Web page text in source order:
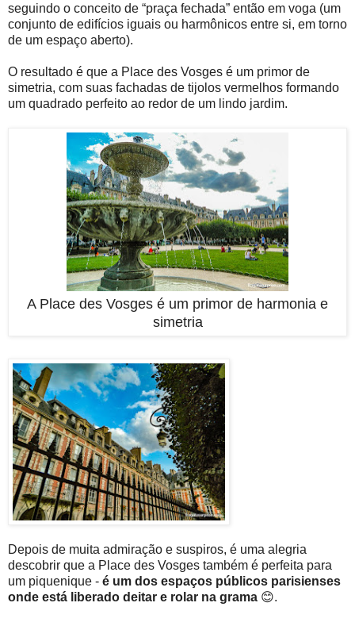
seguindo o conceito de “praça fechada” então em voga (um
conjunto de edifícios iguais ou harmônicos entre si, em torno
de um espaço aberto).
O resultado é que a Place des Vosges é um primor de
simetria, com suas fachadas de tijolos vermelhos formando
um quadrado perfeito ao redor de um lindo jardim.
A Place des Vosges é um primor de harmonia e
simetria
Depois de muita admiração e suspiros, é uma alegria
descobrir que a Place des Vosges também é perfeita para
um piquenique - é um dos espaços públicos parisienses
onde está liberado deitar e rolar na grama 😊.